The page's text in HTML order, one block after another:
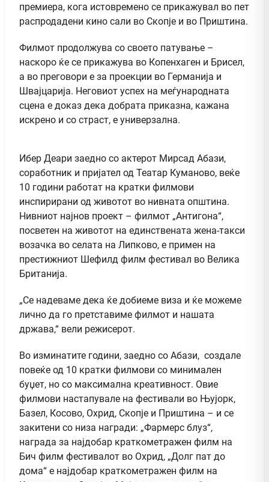
премиера, кога истовремено се прикажувал во пет
распродадени кино сали во Скопје и во Приштина.
Филмот продолжува со своето патување –
наскоро ќе се прикажува во Копенхаген и Брисел,
а во преговори е за проекции во Германија и
Швајцарија. Неговиот успех на меѓународната
сцена е доказ дека добрата приказна, кажана
искрено и со страст, е универзална.
Ибер Деари заедно со актерот Мирсад Абази,
соработник и пријател од Театар Куманово, веќе
10 години работат на кратки филмови
инспирирани од животот во нивната општина.
Нивниот најнов проект – филмот „Антигона“,
посветен на животот на единствената жена-такси
возачка во селата на Липково, е примен на
престижниот Шефилд филм фестивал во Велика
Британија.
„Се надеваме дека ќе добиеме виза и ќе можеме
лично да го претставиме филмот и нашата
држава,“ вели режисерот.
Во изминатите години, заедно со Абази, создале
повеќе од 10 кратки филмови со минимален
буџет, но со максимална креативност. Овие
филмови настапувале на фестивали во Њујорк,
Базел, Косово, Охрид, Скопје и Приштина – и се
закитени со низа награди: „Фармерс блуз“,
награда за најдобар краткометражен филм на
Бич филм фестивалот во Охрид, „Долг пат до
дома“ е најдобар краткометражен филм на